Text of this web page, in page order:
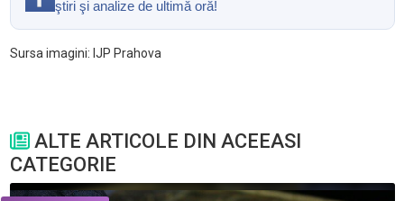
ştiri şi analize de ultimă oră!
Sursa imagini: IJP Prahova
ALTE ARTICOLE DIN ACEEASI
CATEGORIE